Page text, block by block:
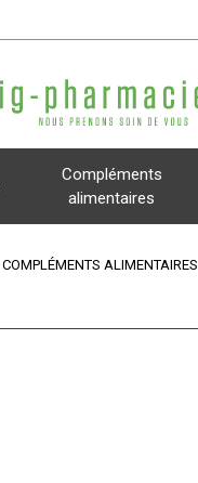
Compléments
alimentaires
COMPLÉMENTS ALIMENTAIRES